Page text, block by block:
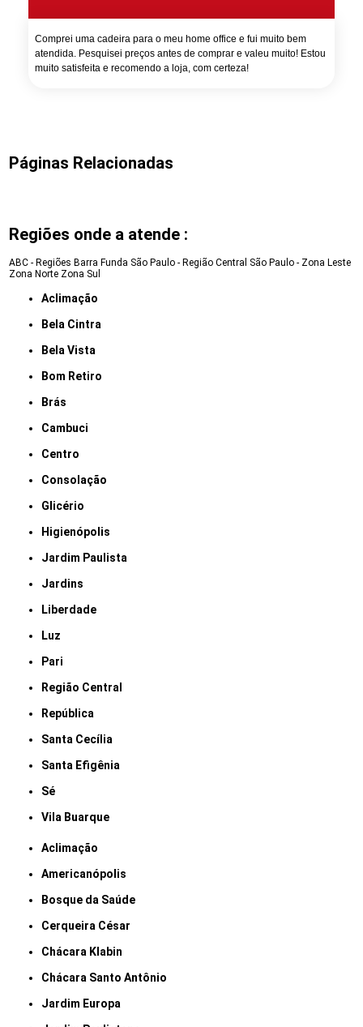
Comprei uma cadeira para o meu home office e fui muito bem
atendida. Pesquisei preços antes de comprar e valeu muito! Estou
muito satisfeita e recomendo a loja, com certeza!
Páginas Relacionadas
Regiões onde a atende :
ABC - Regiões Barra Funda São Paulo - Região Central São Paulo - Zona Leste
Zona Norte Zona Sul
Aclimação
Bela Cintra
Bela Vista
Bom Retiro
Brás
Cambuci
Centro
Consolação
Glicério
Higienópolis
Jardim Paulista
Jardins
Liberdade
Luz
Pari
Região Central
República
Santa Cecília
Santa Efigênia
Sé
Vila Buarque
Aclimação
Americanópolis
Bosque da Saúde
Cerqueira César
Chácara Klabin
Chácara Santo Antônio
Jardim Europa